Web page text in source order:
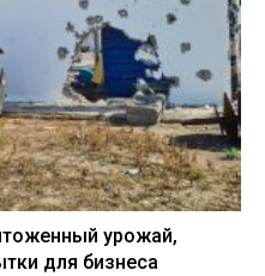
урожай,
для бизнеса